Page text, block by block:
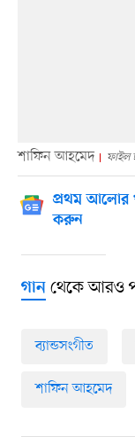
শাফিন আহমেদ ফাইল
প্রথম আলোর
করুন
গানথেকে আরও
ব্যান্ডসংগীত
শাফিন আহমেদ